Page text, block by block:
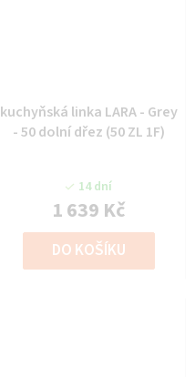
kuchyňská linka LARA - Grey
- 50 dolní dřez (50 ZL 1F)
14 dní
1 639 Kč
DO KOŠÍKU